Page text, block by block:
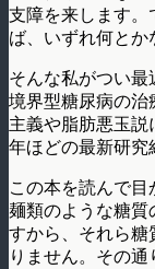
支障を来します。
ば、いずれ何とか
そんな私がつい最
境界型糖尿病の治
主義や脂肪悪玉
年ほどの最新研究
この本を読んで目
麺類のような糖質
すから、それら糖
りません。その通